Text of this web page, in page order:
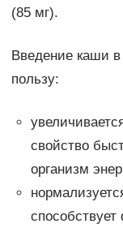
(85 мг).
Введение каши
пользу:
свойство
организм